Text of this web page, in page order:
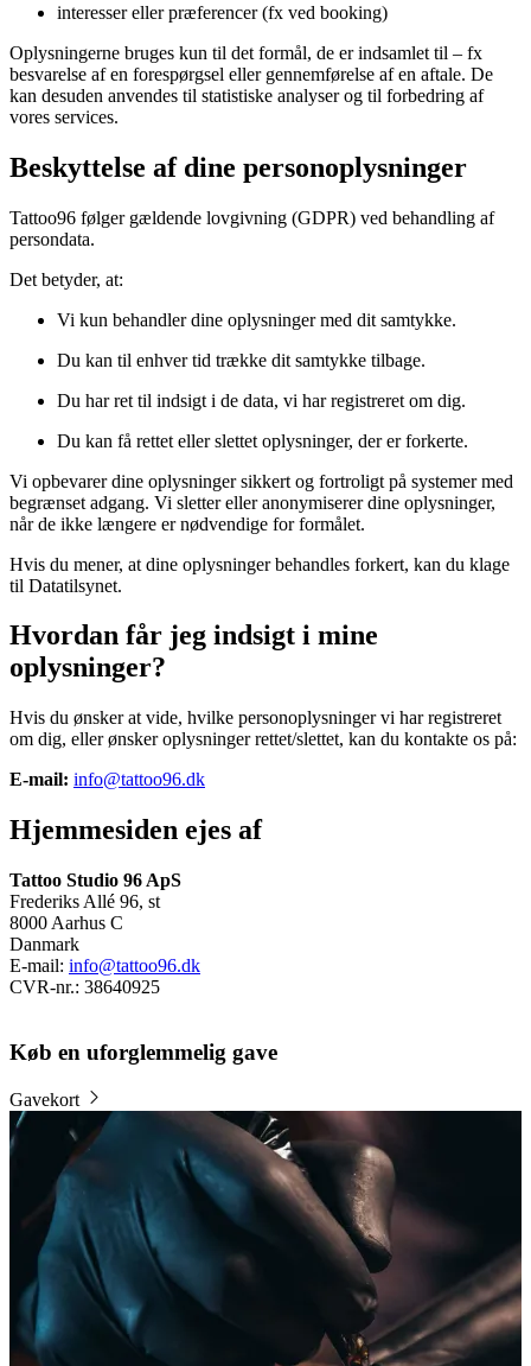
interesser eller præferencer (fx ved booking)
Oplysningerne bruges kun til det formål, de er indsamlet til – fx
besvarelse af en forespørgsel eller gennemførelse af en aftale. De
kan desuden anvendes til statistiske analyser og til forbedring af
vores services.
Beskyttelse af dine personoplysninger
Tattoo96 følger gældende lovgivning (GDPR) ved behandling af
persondata.
Det betyder, at:
Vi kun behandler dine oplysninger med dit samtykke.
Du kan til enhver tid trække dit samtykke tilbage.
Du har ret til indsigt i de data, vi har registreret om dig.
Du kan få rettet eller slettet oplysninger, der er forkerte.
Vi opbevarer dine oplysninger sikkert og fortroligt på systemer med
begrænset adgang. Vi sletter eller anonymiserer dine oplysninger,
når de ikke længere er nødvendige for formålet.
Hvis du mener, at dine oplysninger behandles forkert, kan du klage
til Datatilsynet.
Hvordan får jeg indsigt i mine
oplysninger?
Hvis du ønsker at vide, hvilke personoplysninger vi har registreret
om dig, eller ønsker oplysninger rettet/slettet, kan du kontakte os på:
E-mail: info@tattoo96.dk
Hjemmesiden ejes af
Tattoo Studio 96 ApS
Frederiks Allé 96, st
8000 Aarhus C
Danmark
E-mail: info@tattoo96.dk
CVR-nr.: 38640925
Køb en uforglemmelig gave
Gavekort